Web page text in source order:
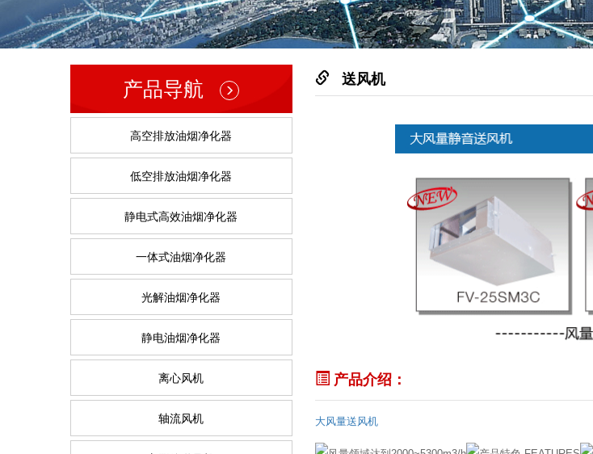
松下静音送风机
柜式离心风机
直流式送风机
静音天埋扇
厨房油烟净化器
新风末端配件
产品导航
高空排放油烟净化器
低空排放油烟净化器
静电式高效油烟净化器
一体式油烟净化器
光解油烟净化器
静电油烟净化器
离心风机
轴流风机
送风机
产品介绍：
大风量送风机